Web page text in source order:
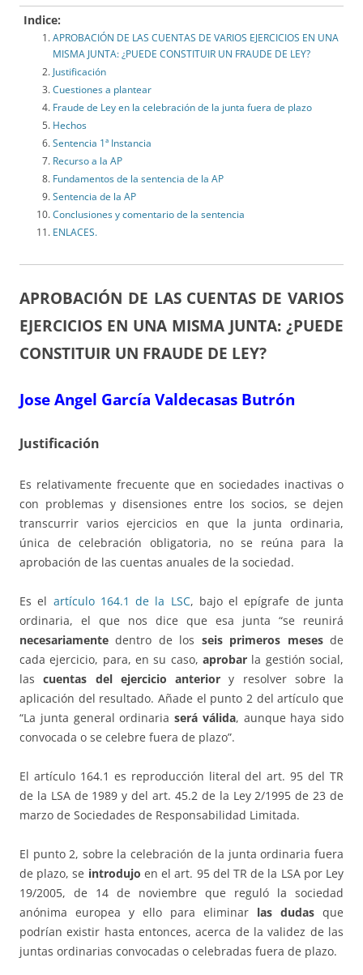
Indice:
APROBACIÓN DE LAS CUENTAS DE VARIOS EJERCICIOS EN UNA
MISMA JUNTA: ¿PUEDE CONSTITUIR UN FRAUDE DE LEY?
Justificación
Cuestiones a plantear
Fraude de Ley en la celebración de la junta fuera de plazo
Hechos
Sentencia 1ª Instancia
Recurso a la AP
Fundamentos de la sentencia de la AP
Sentencia de la AP
Conclusiones y comentario de la sentencia
ENLACES.
APROBACIÓN DE LAS CUENTAS DE VARIOS
EJERCICIOS EN UNA MISMA JUNTA: ¿PUEDE
CONSTITUIR UN FRAUDE DE LEY?
Jose Angel García Valdecasas Butrón
Justificación
Es relativamente frecuente que en sociedades inactivas o
con problemas y disensiones entre los socios, se dejen
transcurrir varios ejercicios en que la junta ordinaria,
única de celebración obligatoria, no se reúna para la
aprobación de las cuentas anuales de la sociedad.
Es el artículo 164.1 de la LSC, bajo el epígrafe de junta
ordinaria, el que nos dice que esa junta “se reunirá
necesariamentedentro de los seis primeros mesesde
cada ejercicio, para, en su caso, aprobar la gestión social,
lascuentas del ejercicio anterior y resolver sobre la
aplicación del resultado. Añade el punto 2 del artículo que
“La junta general ordinaria será válida, aunque haya sido
convocada o se celebre fuera de plazo”.
El artículo 164.1 es reproducción literal del art. 95 del TR
de la LSA de 1989 y del art. 45.2 de la Ley 2/1995 de 23 de
marzo de Sociedades de Responsabilidad Limitada.
El punto 2, sobre la celebración de la junta ordinaria fuera
de plazo, se introdujo en el art. 95 del TR de la LSA por Ley
19/2005, de 14 de noviembre que reguló la sociedad
anónima europea y ello para eliminar las dudas que
podrían existir hasta entonces, acerca de la validez de las
juntas ordinarias convocadas o celebradas fuera de plazo.